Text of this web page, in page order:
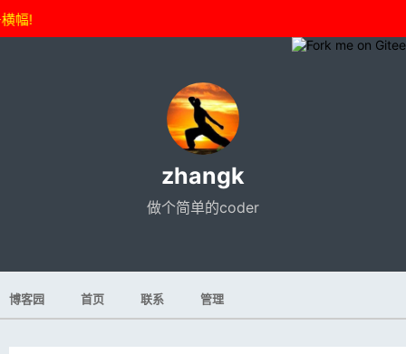
幅!
zhangk
做个简单的coder
博客园 首页 联系 管理